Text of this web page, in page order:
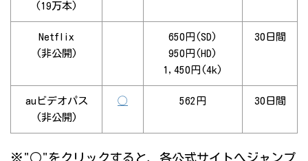
(19万本)
Netflix
(非公開)
650円(SD)
950円(HD)
1,450円(4k)
30日間
auビデオパス
(非公開)
◯ 562円 30日間
※"○"をクリックすると、各公式サイトへジャンプ